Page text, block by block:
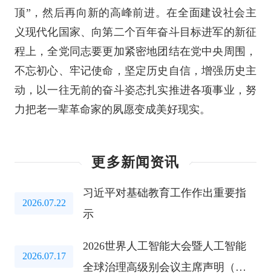
顶”，然后再向新的高峰前进。在全面建设社会主
义现代化国家、向第二个百年奋斗目标进军的新征
程上，全党同志要更加紧密地团结在党中央周围，
不忘初心、牢记使命，坚定历史自信，增强历史主
动，以一往无前的奋斗姿态扎实推进各项事业，努
力把老一辈革命家的夙愿变成美好现实。
更多新闻资讯
2026.07.22
习近平对基础教育工作作出重要指
示
2026.07.17
2026世界人工智能大会暨人工智能
全球治理高级别会议主席声明（全